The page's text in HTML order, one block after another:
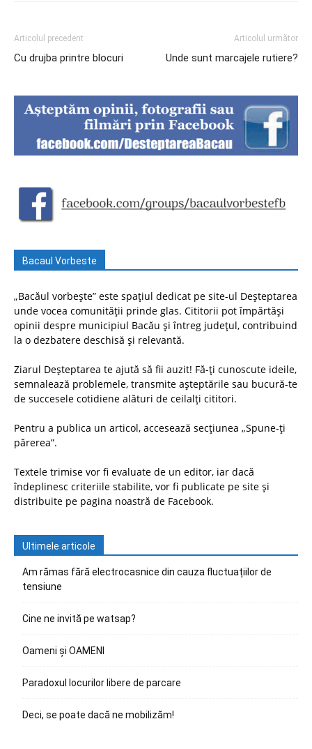
Articolul precedent
Cu drujba printre blocuri
Articolul următor
Unde sunt marcajele rutiere?
Bacaul Vorbeste
„Bacăul vorbește” este spațiul dedicat pe site-ul Deșteptarea
unde vocea comunității prinde glas. Cititorii pot împărtăși
opinii despre municipiul Bacău și întreg județul, contribuind
la o dezbatere deschisă și relevantă.
Ziarul Deșteptarea te ajută să fii auzit! Fă-ți cunoscute ideile,
semnalează problemele, transmite așteptările sau bucură-te
de succesele cotidiene alături de ceilalți cititori.
Pentru a publica un articol, accesează secțiunea „Spune-ți
părerea”.
Textele trimise vor fi evaluate de un editor, iar dacă
îndeplinesc criteriile stabilite, vor fi publicate pe site și
distribuite pe pagina noastră de Facebook.
Ultimele articole
Am rămas fără electrocasnice din cauza fluctuațiilor de
tensiune
Cine ne invită pe watsap?
Oameni și OAMENI
Paradoxul locurilor libere de parcare
Deci, se poate dacă ne mobilizăm!